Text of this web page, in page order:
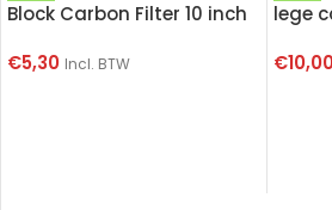
Block Carbon Filter 10 inch
€5,30 Incl. BTW
lege
€